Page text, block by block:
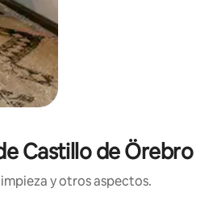
Castillo de Örebro
y otros aspectos.